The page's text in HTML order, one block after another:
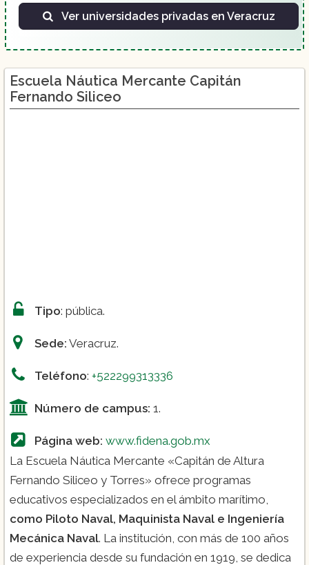
Ver universidades privadas en Veracruz
Escuela Náutica Mercante Capitán
Fernando Siliceo
Tipo: pública.
Sede: Veracruz.
Teléfono: +522299313336
Número de campus: 1.
Página web: www.fidena.gob.mx
La Escuela Náutica Mercante «Capitán de Altura
Fernando Siliceo y Torres» ofrece programas
educativos especializados en el ámbito marítimo,
como Piloto Naval, Maquinista Naval e Ingeniería
Mecánica Naval. La institución, con más de 100 años
de experiencia desde su fundación en 1919, se dedica